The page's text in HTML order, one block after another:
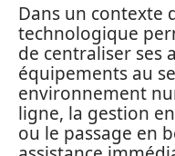
Dans un contexte
technologique
de centraliser ses
équipements au
environnement
ligne, la gestion
ou le passage en